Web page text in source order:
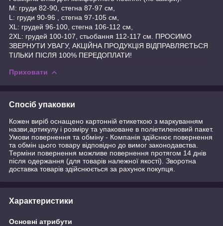
M: груди 82-90, стегна 87-97 см,
L: груди 90-96 , стегна 97-105 см,
XL: грудей 96-100, стегна 106-112 см,
2XL: грудей 100-107, стьобання 112-117 см. ПРОСИМО
ЗВЕРНУТИ УВАГУ, АКЦІЙНА ПРОДУКЦІЯ ВІДПРАВЛЯЄТЬСЯ
ТІЛЬКИ ПІСЛЯ 100% ПЕРЕДОПЛАТИ!
Приховати
Спосіб упаковки
Кожен виріб оснащено картонній етикеткою з маркуванням
назви,артикулу і розміру та упаковане в поліетиленовий пакет.
Умови повернення та обміну - Компанія здійснює повернення
та обмін цього товару відповідно до вимог законодавства.
Терміни повернення можливе повернення протягом 14 днів
після одержання (для товарів належної якості). Зворотна
доставка товарів здійснюється за рахунок покупця.
Характеристики
Основні атрибути